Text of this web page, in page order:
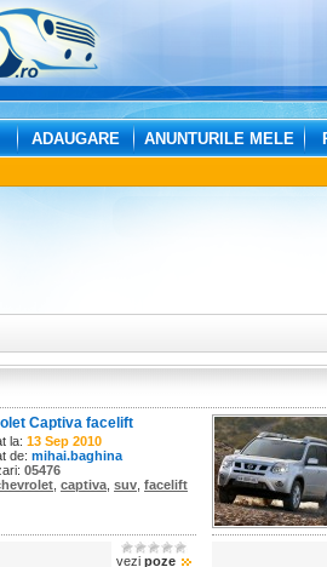
ADAUGARE ANUNTURILE MELE
Captiva facelift
la: 13 Sep 2010
de: mihai.baghina
05476
captiva suv facelift
vezi poze